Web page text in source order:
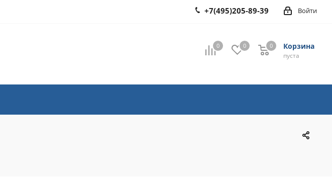
Войти
+7(495)205-89-39
0 0 Корзина
0
пуста
0